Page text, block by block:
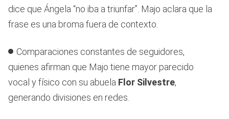
dice que Ángela “no iba a triunfar”. Majo aclara que la
frase es una broma fuera de contexto.
Comparaciones constantes de seguidores,
quienes afirman que Majo tiene mayor parecido
vocal y físico con su abuela Flor Silvestre,
generando divisiones en redes.